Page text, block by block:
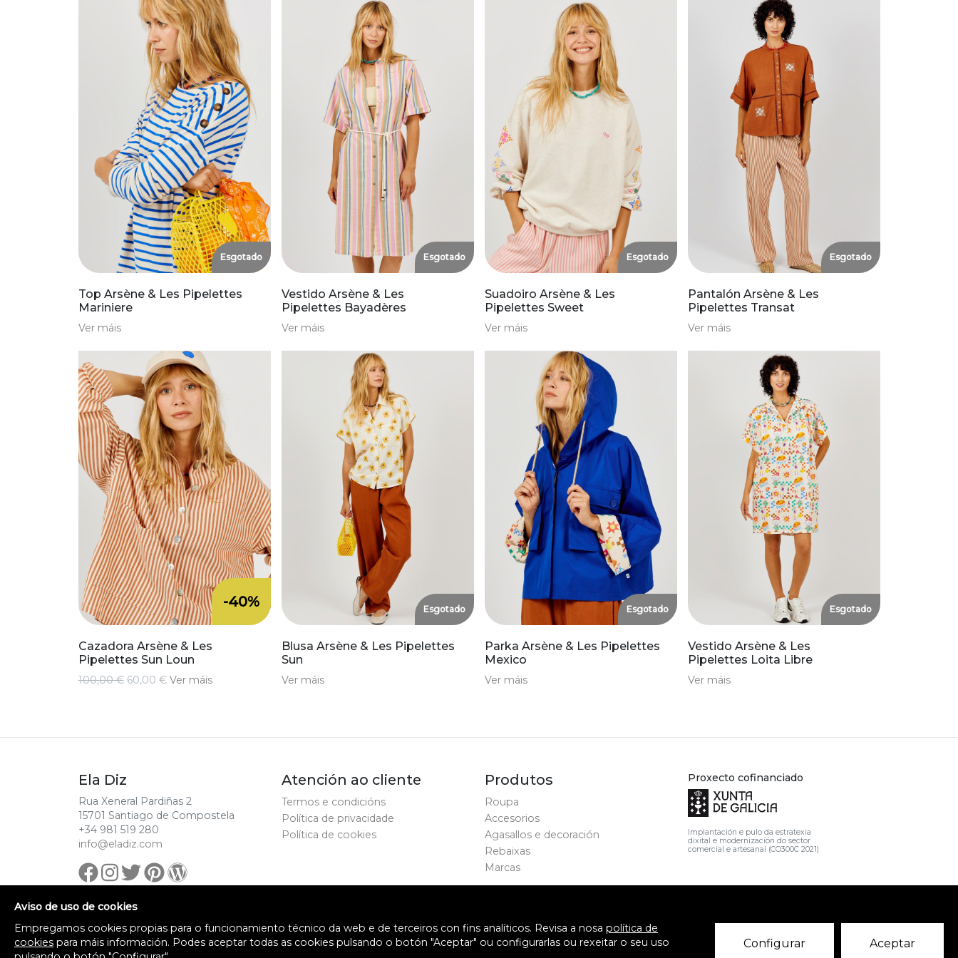
Esgotado
Top Arsène & Les Pipelettes
Mariniere
Ver máis
Esgotado
Vestido Arsène & Les
Pipelettes Bayadères
Ver máis
Esgotado
Suadoiro Arsène & Les
Pipelettes Sweet
Ver máis
Esgotado
Pantalón Arsène & Les
Pipelettes Transat
Ver máis
-40%
Cazadora Arsène & Les
Pipelettes Sun Loun
100,00 € 60,00 € Ver máis
Esgotado
Blusa Arsène & Les Pipelettes
Sun
Ver máis
Esgotado
Parka Arsène & Les Pipelettes
Mexico
Ver máis
Esgotado
Vestido Arsène & Les
Pipelettes Loita Libre
Ver máis
Ela Diz
Rua Xeneral Pardiñas 2
15701 Santiago de Compostela
+34 981 519 280
info@eladiz.com
Atención ao cliente
Termos e condicións
Política de privacidade
Política de cookies
Produtos
Roupa
Accesorios
Agasallos e decoración
Rebaixas
Marcas
Proxecto cofinanciado
Implantación e pulo da estratexia
dixital e modernización do sector
comercial e artesanal (CO300C 2021)
© Ela Diz.
Aviso de uso de cookies
Empregamos cookies propias para o funcionamiento técnico da web e de terceiros con fins analíticos. Revisa a nosa política de
cookies para máis información. Podes aceptar todas as cookies pulsando o botón "Aceptar" ou configurarlas ou rexeitar o seu uso
Configurar Aceptar